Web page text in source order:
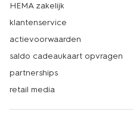
HEMA zakelijk
klantenservice
actievoorwaarden
saldo cadeaukaart opvragen
partnerships
retail media